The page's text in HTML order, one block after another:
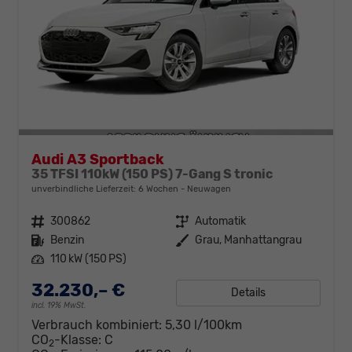
Audi A3 Sportback
35 TFSI 110kW (150 PS) 7-Gang S tronic
unverbindliche Lieferzeit: 6 Wochen Neuwagen
Fahrzeugnr. 300862 Getriebe Automatik
Kraftstoff Benzin Außenfarbe Grau, Manhattangrau
Leistung 110 kW (150 PS)
32.230,– €
incl. 19% MwSt.
Details
Verbrauch kombiniert: 5,30 l/100km
CO2-Klasse: C